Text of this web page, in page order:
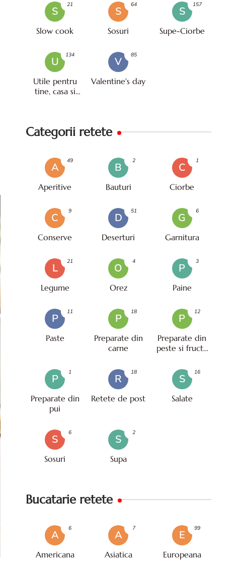
S
Slow cook
21
S
Sosuri
64
S
Supe-Ciorbe
157
U
Utile pentru
tine, casa si
134
V
Valentine's day
85
Categorii retete
A
Aperitive
49
B
Bauturi
2
C
Ciorbe
1
C
Conserve
9
D
Deserturi
51
G
Garnitura
6
L
Legume
21
O
Orez
4
P
Paine
3
P
Paste
11
P
Preparate din
carne
18
P
Preparate din
peste si fructe
12
P
Preparate din
pui
1
R
Retete de post
18
S
Salate
16
S
Sosuri
6
S
Supa
2
Bucatarie retete
A
Americana
6
A
Asiatica
7
E
Europeana
99